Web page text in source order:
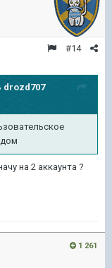
#14
drozd707
на 2 аккаунта ?
1 261